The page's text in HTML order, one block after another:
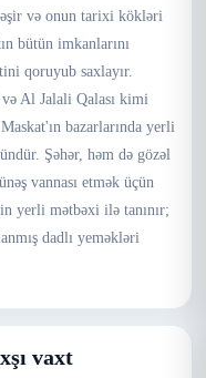
və onun tarixi kökləri
bütün imkanlarını
qoruyub saxlayır.
Al Jalali Qalası kimi
bazarlarında yerli
Şəhər, həm də gözəl
vannası etmək üçün
yerli mətbəxi ilə tanınır;
dadlı yeməkləri
vaxt